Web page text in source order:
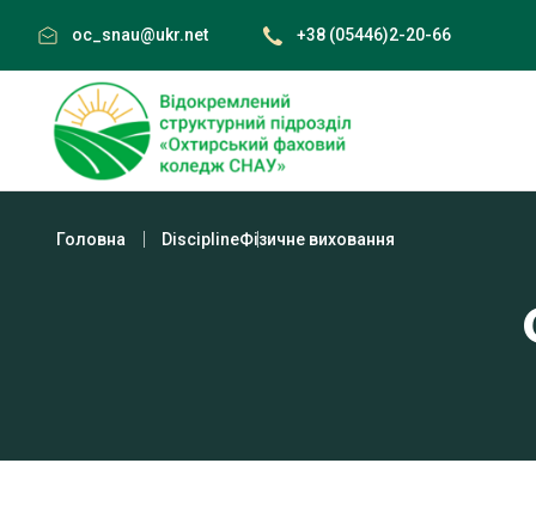
content
oc_snau@ukr.net +38 (05446)2-20-66
Головна DisciplineФізичне виховання